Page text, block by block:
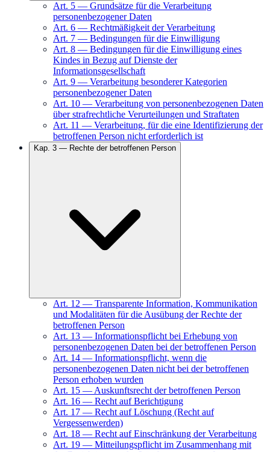
Art. 5 — Grundsätze für die Verarbeitung
personenbezogener Daten
Art. 6 — Rechtmäßigkeit der Verarbeitung
Art. 7 — Bedingungen für die Einwilligung
Art. 8 — Bedingungen für die Einwilligung eines
Kindes in Bezug auf Dienste der
Informationsgesellschaft
Art. 9 — Verarbeitung besonderer Kategorien
personenbezogener Daten
Art. 10 — Verarbeitung von personenbezogenen Daten
über strafrechtliche Verurteilungen und Straftaten
Art. 11 — Verarbeitung, für die eine Identifizierung der
betroffenen Person nicht erforderlich ist
Kap. 3 — Rechte der betroffenen Person
Art. 12 — Transparente Information, Kommunikation
und Modalitäten für die Ausübung der Rechte der
betroffenen Person
Art. 13 — Informationspflicht bei Erhebung von
personenbezogenen Daten bei der betroffenen Person
Art. 14 — Informationspflicht, wenn die
personenbezogenen Daten nicht bei der betroffenen
Person erhoben wurden
Art. 15 — Auskunftsrecht der betroffenen Person
Art. 16 — Recht auf Berichtigung
Art. 17 — Recht auf Löschung (Recht auf
Vergessenwerden)
Art. 18 — Recht auf Einschränkung der Verarbeitung
Art. 19 — Mitteilungspflicht im Zusammenhang mit